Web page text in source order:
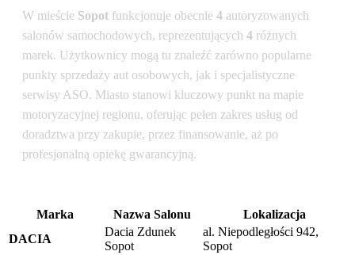
W mieście Sopot funkcjonuje obecnie 4 autoryzowanych
salonów samochodowych, reprezentujących 4 różnych
marek. Użytkownicy mogą tu znaleźć zarówno popularne
punkty sprzedaży aut osobowych, jak i specjalistyczne
serwisy ASO. Miasto stanowi kluczowy punkt na mapie
motoryzacyjnej regionu, oferując pełen zakres usług od
doradztwa przy zakupie, przez finansowanie, aż po
profesjonalną opiekę gwarancyjną.
Marka Nazwa Salonu
Lokalizacja
DACIA
Dacia Zdunek
Sopot
al. Niepodległości 942,
Sopot